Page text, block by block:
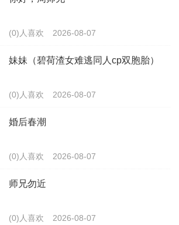
(0)人喜欢 2026-08-07
妹妹（碧荷渣女难逃同人cp双胞胎）
(0)人喜欢 2026-08-07
婚后春潮
(0)人喜欢 2026-08-07
师兄勿近
(0)人喜欢 2026-08-07